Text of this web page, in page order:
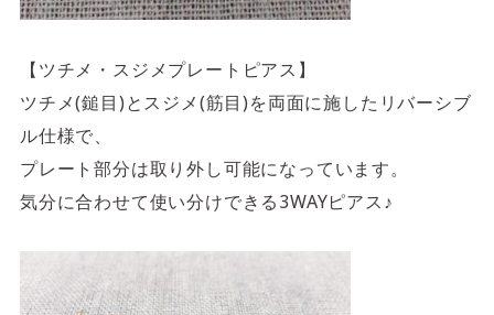
【ツチメ・スジメプレートピアス】
ツチメ(鎚目)とスジメ(筋目)を両面に施したリバーシブ
ル仕様で、
プレート部分は取り外し可能になっています。
気分に合わせて使い分けできる3WAYピアス♪